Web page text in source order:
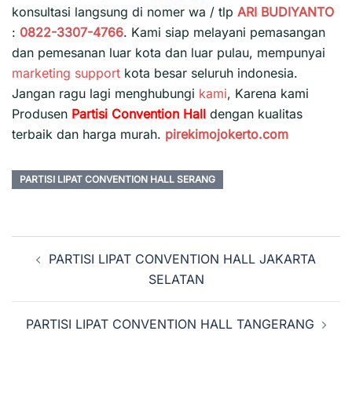
konsultasi langsung di nomer wa / tlp ARI BUDIYANTO
: 0822-3307-4766. Kami siap melayani pemasangan
dan pemesanan luar kota dan luar pulau, mempunyai
marketing support kota besar seluruh indonesia.
Jangan ragu lagi menghubungi kami, Karena kami
Produsen Partisi Convention Hall dengan kualitas
terbaik dan harga murah. pirekimojokerto.com
PARTISI LIPAT CONVENTION HALL SERANG
Navigasi
TulisanPARTISI LIPAT CONVENTION HALL JAKARTA
SELATAN
PARTISI LIPAT CONVENTION HALL TANGERANG